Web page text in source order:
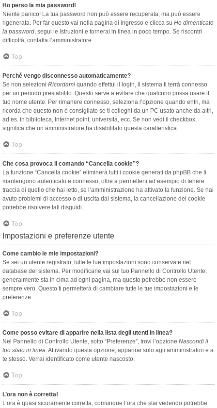
Ho perso la mia password!
Niente panico! La tua password non può essere recuperata, ma può essere
rigenerata. Per far questo vai nella pagina di ingresso e clicca su Ho dimenticato
la password, segui le istruzioni e tornerai in linea in poco tempo. Se riscontri
difficoltà, contatta l’amministratore.
Top
Perché vengo disconnesso automaticamente?
Se non selezioni Ricordami quando effettui il login, il sistema ti terrà connesso
per un periodo prestabilito. Questo serve a evitare che qualcuno possa usare il
tuo nome utente. Per rimanere connesso, seleziona l’opzione quando entri, ma
ricorda che questo non è consigliato se ti colleghi da un PC usato anche da altri,
ad es. in biblioteca, Internet point, università, ecc. Se non vedi il checkbox,
significa che un amministratore ha disabilitato questa caratteristica.
Top
Che cosa provoca il comando “Cancella cookie”?
La funzione “Cancella cookie” eliminerà tutti i cookie generati da phpBB che ti
mantengono autenticato e connesso, oltre a permetterti ad esempio di tenere
traccia di quello che hai letto, se l’amministrazione ha attivato la funzione. Se hai
avuto problemi di accesso o di uscita dal sistema, la cancellazione dei cookie
potrebbe risolvere tali disguidi.
Top
Impostazioni e preferenze utente
Come cambio le mie impostazioni?
Se sei un utente registrato, tutte le tue impostazioni sono conservate nel
database del sistema. Per modificarle vai sul tuo Pannello di Controllo Utente;
generalmente sta in cima ad ogni pagina, ma questo potrebbe non essere
sempre vero. Questo ti permetterà di cambiare tutte le tue impostazioni e le
preferenze.
Top
Come posso evitare di apparire nella lista degli utenti in linea?
Nel Pannello di Controllo Utente, sotto “Preferenze”, trovi l’opzione Nascondi il
tuo stato in linea. Attivando questa opzione, apparirai solo agli amministratori e a
te stesso. Verrai identificato come utente nascosto.
Top
L’ora non è corretta!
L’ora è quasi sicuramente corretta, comunque l’ora che stai vedendo potrebbe